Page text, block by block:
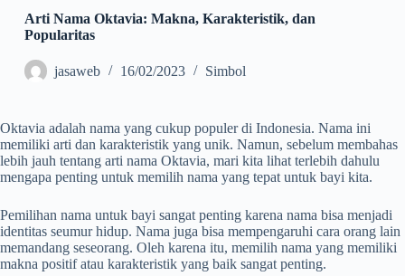
Arti Nama Oktavia: Makna, Karakteristik, dan
Popularitas
jasaweb 16/02/2023 Simbol
Oktavia adalah nama yang cukup populer di Indonesia. Nama ini
memiliki arti dan karakteristik yang unik. Namun, sebelum membahas
lebih jauh tentang arti nama Oktavia, mari kita lihat terlebih dahulu
mengapa penting untuk memilih nama yang tepat untuk bayi kita.
Pemilihan nama untuk bayi sangat penting karena nama bisa menjadi
identitas seumur hidup. Nama juga bisa mempengaruhi cara orang lain
memandang seseorang. Oleh karena itu, memilih nama yang memiliki
makna positif atau karakteristik yang baik sangat penting.